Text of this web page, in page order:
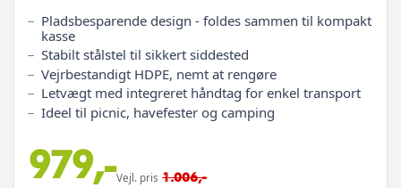
Pladsbesparende design - foldes sammen til kompakt
kasse
Stabilt stålstel til sikkert siddested
Vejrbestandigt HDPE, nemt at rengøre
Letvægt med integreret håndtag for enkel transport
Ideel til picnic, havefester og camping
979,-Vejl. pris 1.006,-